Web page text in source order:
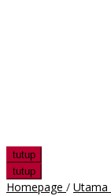
tutup
tutup
Homepage / Utama